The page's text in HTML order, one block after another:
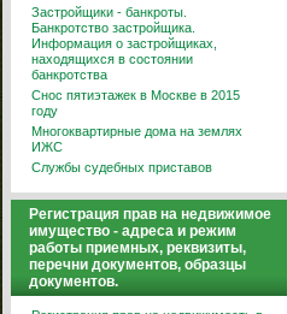
Застройщики - банкроты.
Банкротство застройщика.
Информация о застройщиках,
находящихся в состоянии
банкротства
Снос пятиэтажек в Москве в 2015
году
Многоквартирные дома на землях
ИЖС
Службы судебных приставов
Регистрация прав на недвижимое
имущество - адреса и режим
работы приемных, реквизиты,
перечни документов, образцы
документов.